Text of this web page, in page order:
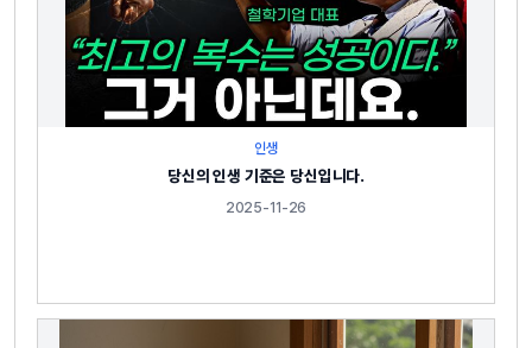
인생
당신의 인생 기준은 당신입니다.
2025-11-26